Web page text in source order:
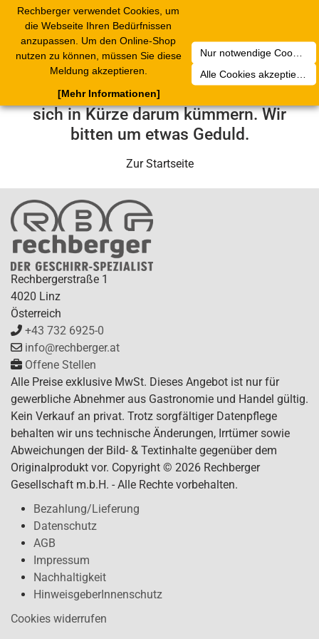
Rechberger verwendet Cookies, um
die Webseite Ihren Bedürfnissen
anzupassen. Um den Online-Shop
nutzen zu können, müssen Sie diese
Meldung akzeptieren.
Nur notwendige Cookies akzeptieren
Alle Cookies akzeptieren
[Mehr Informationen]
Leider ist ein technischer Fehler
aufgetreten. Unser Service-Team wird
sich in Kürze darum kümmern. Wir
bitten um etwas Geduld.
Zur Startseite
Rechbergerstraße 1
4020 Linz
Österreich
+43 732 6925-0
info@rechberger.at
Offene Stellen
Alle Preise exklusive MwSt. Dieses Angebot ist nur für
gewerbliche Abnehmer aus Gastronomie und Handel gültig.
Kein Verkauf an privat. Trotz sorgfältiger Datenpflege
behalten wir uns technische Änderungen, Irrtümer sowie
Abweichungen der Bild- & Textinhalte gegenüber dem
Originalprodukt vor. Copyright © 2026 Rechberger
Gesellschaft m.b.H. - Alle Rechte vorbehalten.
Bezahlung/Lieferung
Datenschutz
AGB
Impressum
Nachhaltigkeit
HinweisgeberInnenschutz
Cookies widerrufen